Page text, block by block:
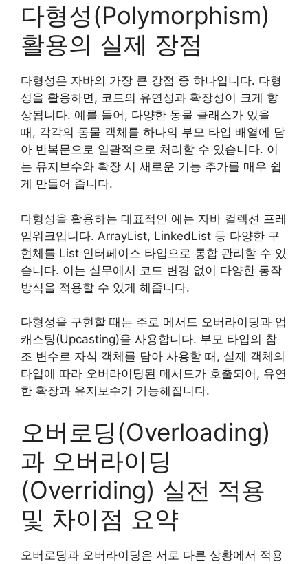
다형성(Polymorphism)
활용의 실제 장점
다형성은 자바의 가장 큰 강점 중 하나입니다. 다형
성을 활용하면, 코드의 유연성과 확장성이 크게 향
상됩니다. 예를 들어, 다양한 동물 클래스가 있을
때, 각각의 동물 객체를 하나의 부모 타입 배열에 담
아 반복문으로 일괄적으로 처리할 수 있습니다. 이
는 유지보수와 확장 시 새로운 기능 추가를 매우 쉽
게 만들어 줍니다.
다형성을 활용하는 대표적인 예는 자바 컬렉션 프레
임워크입니다. ArrayList, LinkedList 등 다양한 구
현체를 List 인터페이스 타입으로 통합 관리할 수 있
습니다. 이는 실무에서 코드 변경 없이 다양한 동작
방식을 적용할 수 있게 해줍니다.
다형성을 구현할 때는 주로 메서드 오버라이딩과 업
캐스팅(Upcasting)을 사용합니다. 부모 타입의 참
조 변수로 자식 객체를 담아 사용할 때, 실제 객체의
타입에 따라 오버라이딩된 메서드가 호출되어, 유연
한 확장과 유지보수가 가능해집니다.
오버로딩(Overloading)
과 오버라이딩
(Overriding) 실전 적용
및 차이점 요약
오버로딩과 오버라이딩은 서로 다른 상황에서 적용